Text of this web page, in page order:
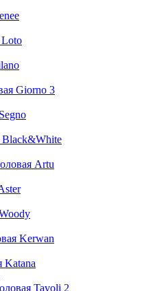
Giorno 3
Black&White
Artu
Kerwan
Katana
Tavoli 2